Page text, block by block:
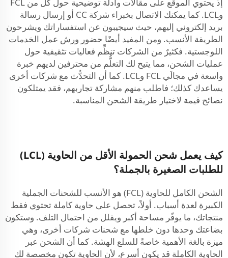
وLCL. كما يمكنك الاتصال بخبراء شركة CC أو إرسال رسالة
بريد إلكتروني إليهم، حيث سيجيبون عن استفساراتك ويشرحون
الطريقة الأنسب. ومن المفيد أيضًا حضور ورش عمل الخدمات
اللوجستية. فكثيرٌ من الشركات تنظِّم فعاليات تثقيفية حول
عمليات الشحن، مما يتيح لك التعلُّم من محترفين لديهم خبرة
واسعة في مجالَي FCL وLCL. كما أن التحدُّث مع شركات أخرى
يساعدك كذلك؛ فاطلب منهم مشاركة تجاربهم، فقد يمتلكون
نصائح قيمة لاختيار طريقة الشحن المناسبة.
كيف يعمل شحن الحمولة الأقل من الحاوية (LCL)
للطلبات الصغيرة بالجملة؟
الشحن الكامل للحاوية (FCL) هو الأنسب للشحنات الجملية
الكبيرة لعدة أسباب. أولاً، تحصل على حاوية كاملة تحتوي فقط
منتجاتك، ما يوفّر مساحة أكبر ويقلل من احتمال التلف. وستكون
بضاعتك وحدها دون خلطها مع شحنات شركات أخرى، وهي
ميزة بالغة الأهمية خاصةً للسلع الهشة. كما أن الشحن عبر
الحاوية الكاملة قد يكون أسرع، لأن الحاوية تكون مخصصة لك